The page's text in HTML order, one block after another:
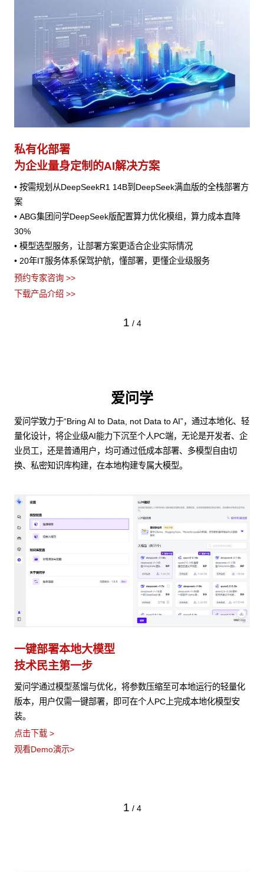
私有化部署
为企业量身定制的AI解决方案
• 按需规划从DeepSeekR1 14B到DeepSeek满血版的全栈部署方
案
• ABG集团问学DeepSeek版配置算力优化模组，算力成本直降
30%
• 模型选型服务，让部署方案更适合企业实际情况
• 20年IT服务体系保驾护航，懂部署，更懂企业级服务
预约专家咨询 >>
下载产品介绍 >>
1 / 4
爱问学
爱问学致力于“Bring AI to Data, not Data to AI”，通过本地化、轻
量化设计，将企业级AI能力下沉至个人PC端，无论是开发者、企
业员工，还是普通用户，均可通过低成本部署、多模型自由切
换、私密知识库构建，在本地构建专属大模型。
一键部署本地大模型
技术民主第一步
爱问学通过模型蒸馏与优化，将参数压缩至可本地运行的轻量化
版本，用户仅需一键部署，即可在个人PC上完成本地化模型安
装。
点击下载 >
观看Demo演示>
1 / 4